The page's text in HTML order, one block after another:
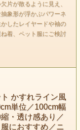
片が散るように見え、
象形が浮かぶパワーネ
したレイヤードや袖の
着、ペット服にご検討
かすれライン風
単位／100cm幅
・透け感あり／
におすすめ／ニ